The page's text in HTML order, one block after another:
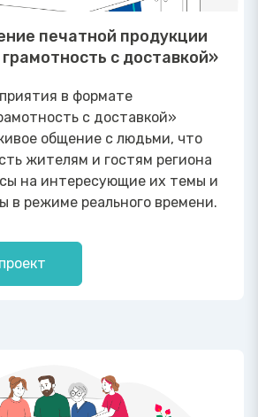
печатной продукции
с доставкой»
в формате
с доставкой»
общение с людьми, что
жителям и гостям региона
на интересующие их темы и
в режиме реального времени.